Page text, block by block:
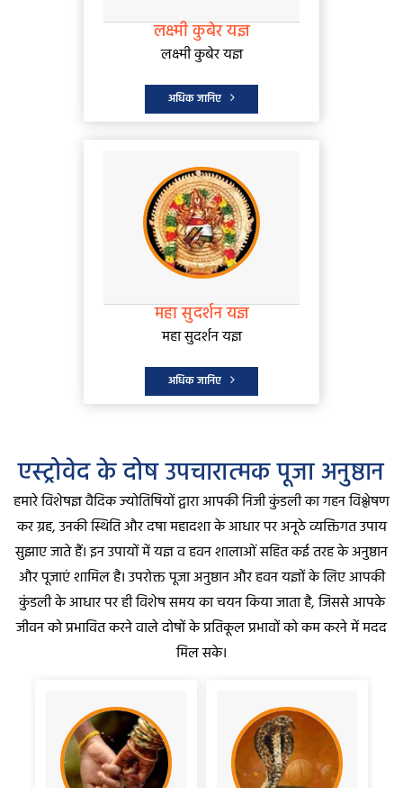
लक्ष्मी कुबेर यज्ञ
लक्ष्मी कुबेर यज्ञ
अधिक जानिए
महा सुदर्शन यज्ञ
महा सुदर्शन यज्ञ
अधिक जानिए
एस्ट्रोवेद के दोष उपचारात्मक पूजा अनुष्ठान
हमारे विशेषज्ञ वैदिक ज्योतिषियों द्वारा आपकी निजी कुंडली का गहन विश्लेषण
कर ग्रह, उनकी स्थिति और दषा महादशा के आधार पर अनूठे व्यक्तिगत उपाय
सुझाए जाते हैं। इन उपायों में यज्ञ व हवन शालाओं सहित कई तरह के अनुष्ठान
और पूजाएं शामिल है। उपरोक्त पूजा अनुष्ठान और हवन यज्ञों के लिए आपकी
कुंडली के आधार पर ही विशेष समय का चयन किया जाता है, जिससे आपके
जीवन को प्रभावित करने वाले दोषों के प्रतिकूल प्रभावों को कम करने में मदद
मिल सके।